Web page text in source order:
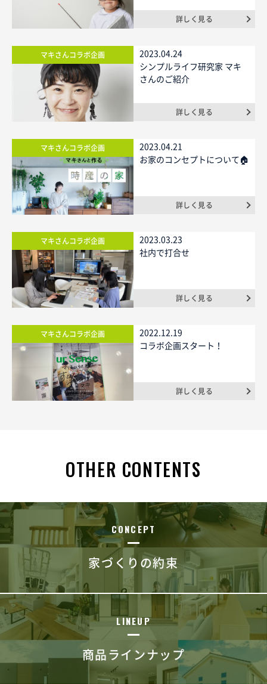
詳しく見る
マキさんコラボ企画
2023.04.24
シンプルライフ研究家 マキ
さんのご紹介
詳しく見る
マキさんコラボ企画
2023.04.21
お家のコンセプトについて🏠
詳しく見る
マキさんコラボ企画
2023.03.23
社内で打合せ
詳しく見る
マキさんコラボ企画
2022.12.19
コラボ企画スタート！
詳しく見る
OTHER CONTENTS
CONCEPT
家づくりの約束
LINEUP
商品ラインナップ